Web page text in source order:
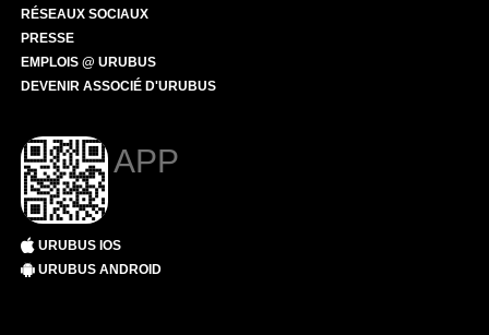
RÉSEAUX SOCIAUX
PRESSE
EMPLOIS @ URUBUS
DEVENIR ASSOCIÉ D'URUBUS
APP
URUBUS IOS
URUBUS ANDROID